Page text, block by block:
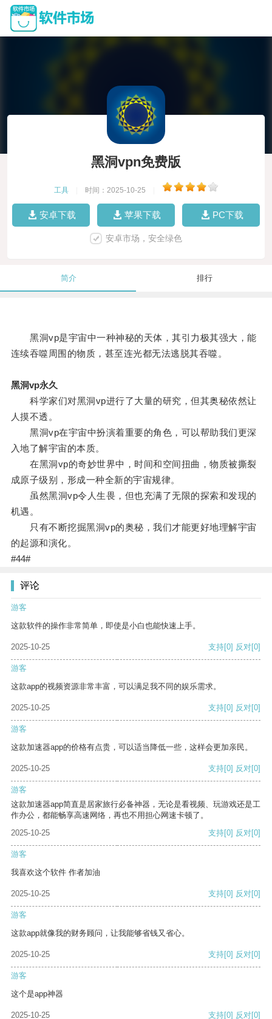
黑洞vpn免费版
工具 时间：2025-10-25
安卓下载 苹果下载 PC下载
安卓市场，安全绿色
简介 排行
黑洞vp是宇宙中一种神秘的天体，其引力极其强大，能
连续吞噬周围的物质，甚至连光都无法逃脱其吞噬。
黑洞vp永久
科学家们对黑洞vp进行了大量的研究，但其奥秘依然让
人摸不透。
黑洞vp在宇宙中扮演着重要的角色，可以帮助我们更深
入地了解宇宙的本质。
在黑洞vp的奇妙世界中，时间和空间扭曲，物质被撕裂
成原子级别，形成一种全新的宇宙规律。
虽然黑洞vp令人生畏，但也充满了无限的探索和发现的
机遇。
只有不断挖掘黑洞vp的奥秘，我们才能更好地理解宇宙
的起源和演化。
#44#
评论
游客
这款软件的操作非常简单，即使是小白也能快速上手。
2025-10-25 支持[0] 反对[0]
游客
这款app的视频资源非常丰富，可以满足我不同的娱乐需求。
2025-10-25 支持[0] 反对[0]
游客
这款加速器app的价格有点贵，可以适当降低一些，这样会更加亲民。
2025-10-25 支持[0] 反对[0]
游客
这款加速器app简直是居家旅行必备神器，无论是看视频、玩游戏还是工
作办公，都能畅享高速网络，再也不用担心网速卡顿了。
2025-10-25
支持[0] 反对[0]
游客
我喜欢这个软件 作者加油
2025-10-25 支持[0] 反对[0]
游客
这款app就像我的财务顾问，让我能够省钱又省心。
2025-10-25 支持[0] 反对[0]
游客
这个是app神器
2025-10-25 支持[0] 反对[0]